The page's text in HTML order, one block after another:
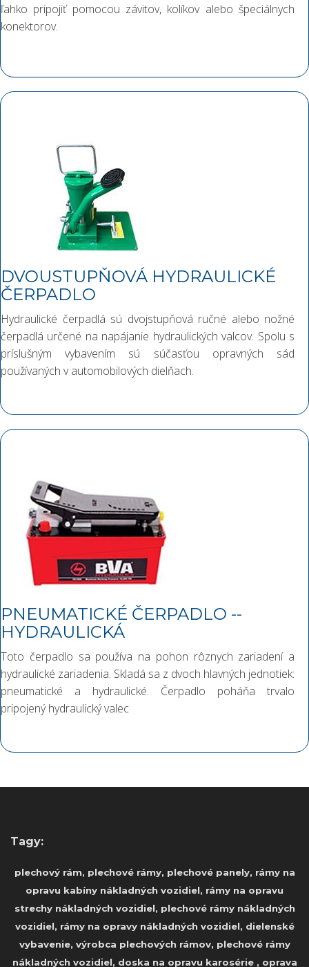
ľahko pripojiť pomocou závitov, kolíkov alebo špeciálnych
konektorov.
DVOUSTUPŇOVÁ HYDRAULICKÉ
ČERPADLO
Hydraulické čerpadlá sú dvojstupňová ručné alebo nožné
čerpadlá určené na napájanie hydraulických valcov. Spolu s
príslušným vybavením sú súčasťou opravných sád
používaných v automobilových dielňach.
PNEUMATICKÉ ČERPADLO --
HYDRAULICKÁ
Toto čerpadlo sa používa na pohon rôznych zariadení a
hydraulické zariadenia. Skladá sa z dvoch hlavných jednotiek:
pneumatické a hydraulické. Čerpadlo poháňa trvalo
pripojený hydraulický valec
Tagy:
plechový rám, plechové rámy, plechové panely, rámy na
opravu kabíny nákladných vozidiel, rámy na opravu
strechy nákladných vozidiel, plechové rámy nákladných
vozidiel, rámy na opravy nákladných vozidiel, dielenské
vybavenie, výrobca plechových rámov, plechové rámy
nákladných vozidiel, doska na opravu karosérie , oprava